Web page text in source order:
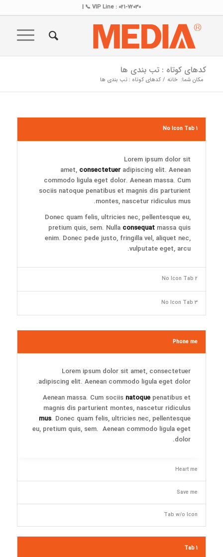
VIP Line : 021-72030 📞 |
کدهای کوتاه : تب بندی ها
مکان شما: خانه / کدهای کوتاه : تب بندی ها
No Icon Tab 1
Lorem ipsum dolor sit
amet, consectetueradipiscing elit. Aenean
commodo ligula eget dolor. Aenean massa. Cum
sociis natoque penatibus et magnis dis parturient
montes, nascetur ridiculus mus.
Donec quam felis, ultricies nec, pellentesque eu,
pretium quis, sem. Nulla consequat massa quis
enim. Donec pede justo, fringilla vel, aliquet nec,
vulputate eget, arcu.
No Icon Tab 2
No Icon Tab 3
Phone me
Lorem ipsum dolor sit amet, consectetuer
adipiscing elit. Aenean commodo ligula eget dolor.
Aenean massa. Cum sociis natoque penatibus et
magnis dis parturient montes, nascetur ridiculus
mus. Donec quam felis, ultricies nec, pellentesque
eu, pretium quis, sem. Aenean commodo ligula eget
dolor.
Heart me
Save me
Tab w/o Icon
Tab 1